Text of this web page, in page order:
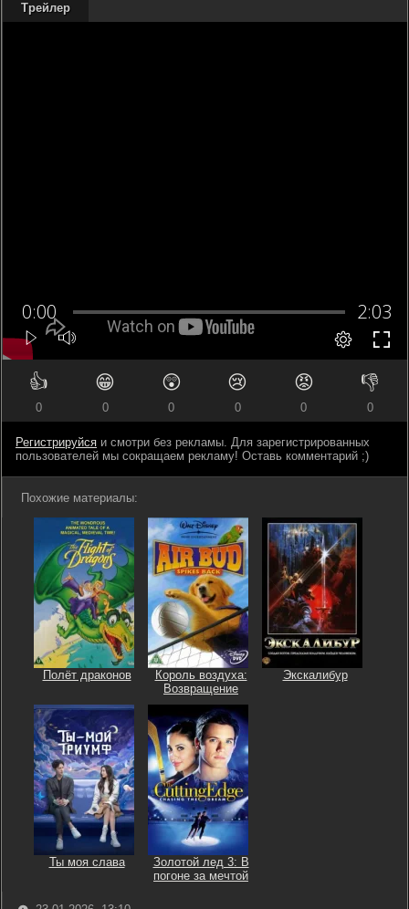
Трейлер
👍
0
😁
0
😲
0
😢
0
😡
0
👎
0
Регистрируйся и смотри без рекламы. Для зарегистрированных
пользователей мы сокращаем рекламу! Оставь комментарий ;)
Похожие материалы:
Полёт драконов
Король воздуха:
Возвращение
Экскалибур
Ты моя слава
Золотой лед 3: В
погоне за мечтой